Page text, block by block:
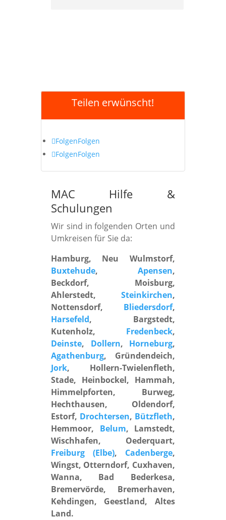
Teilen erwünscht!
FolgenFolgen
FolgenFolgen
MAC Hilfe &
Schulungen
Wir sind in folgenden Orten und
Umkreisen für Sie da:
Hamburg, Neu Wulmstorf,
Buxtehude,Apensen,
Beckdorf, Moisburg,
Ahlerstedt,Steinkirchen,
Nottensdorf, Bliedersdorf,
Harsefeld, Bargstedt,
Kutenholz, Fredenbeck,
Deinste, Dollern, Horneburg,
Agathenburg, Gründendeich,
Jork, Hollern-Twielenfleth,
Stade, Heinbockel, Hammah,
Himmelpforten, Burweg,
Hechthausen, Oldendorf,
Estorf, Drochtersen, Bützfleth,
Hemmoor, Belum, Lamstedt,
Wischhafen, Oederquart,
Freiburg (Elbe), Cadenberge,
Wingst, Otterndorf, Cuxhaven,
Wanna, Bad Bederkesa,
Bremervörde, Bremerhaven,
Kehdingen, Geestland, Altes
Land.